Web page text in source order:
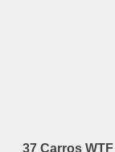
37 Carros